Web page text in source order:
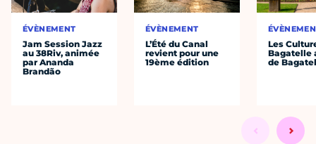
ÉVÈNEMENT
Jam Session Jazz
au 38Riv, animée
par Ananda
Brandão
ÉVÈNEMENT
L’Été du Canal
revient pour une
19ème édition
Les
Bagatelle
de